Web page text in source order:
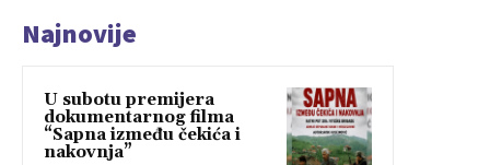
Najnovije
U subotu premijera
dokumentarnog filma
“Sapna između čekića i
nakovnja”